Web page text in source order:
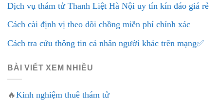
Dịch vụ thám tử Thanh Liệt Hà Nội uy tín kín đáo giá rẻ
Cách cài định vị theo dõi chồng miễn phí chính xác
Cách tra cứu thông tin cá nhân người khác trên mạng✅
BÀI VIẾT XEM NHIỀU
🔥Kinh nghiệm thuê thám tử